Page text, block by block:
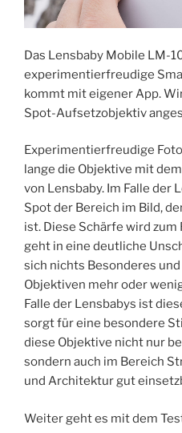
Das Lensbaby Mobile LM-
experimentierfreudige
kommt mit eigener App.
Spot-Aufsetzobjektiv
Experimentierfreudige
lange die Objektive mit
von Lensbaby. Im Falle der
Spot der Bereich im Bild,
ist. Diese Schärfe wird
geht in eine deutliche
sich nichts Besonderes
Objektiven mehr oder
Falle der Lensbabys ist
sorgt für eine besondere
diese Objektive nicht nur
sondern auch im Bereich
und Architektur gut
Weiter geht es mit dem